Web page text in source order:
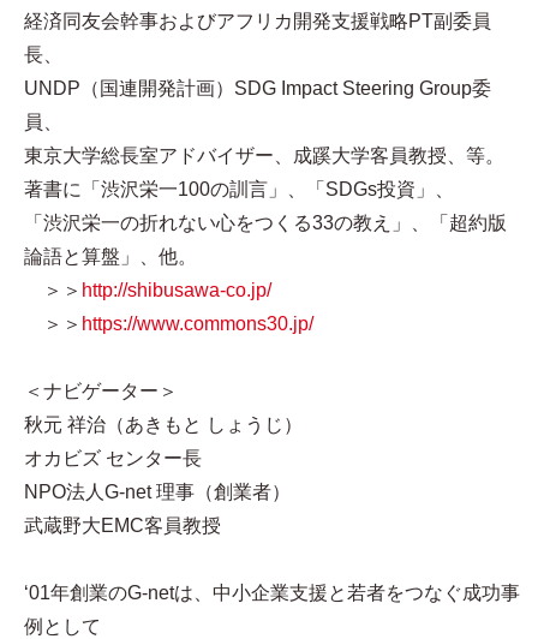
経済同友会幹事およびアフリカ開発支援戦略PT副委員
長、
UNDP（国連開発計画）SDG Impact Steering Group委
員、
東京大学総長室アドバイザー、成蹊大学客員教授、等。
著書に「渋沢栄一100の訓言」、「SDGs投資」、
「渋沢栄一の折れない心をつくる33の教え」、「超約版
論語と算盤」、他。
＞＞ http://shibusawa-co.jp/
＞＞ https://www.commons30.jp/
＜ナビゲーター＞
秋元 祥治（あきもと しょうじ）
オカビズ センター長
NPO法人G-net 理事（創業者）
武蔵野大EMC客員教授
‘01年創業のG-netは、中小企業支援と若者をつなぐ成功事
例として